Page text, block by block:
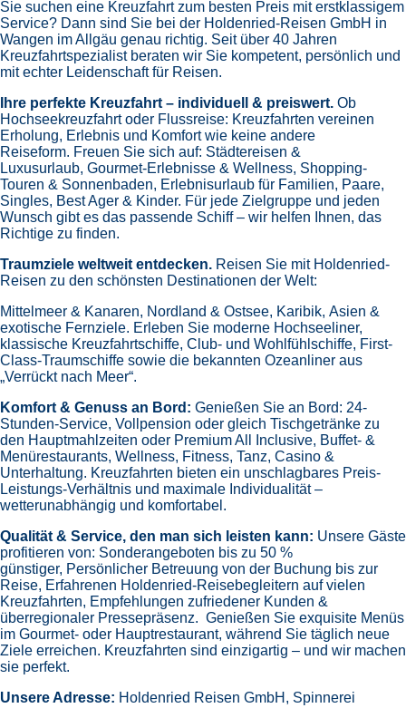
Sie suchen eine Kreuzfahrt zum besten Preis mit erstklassigem
Service? Dann sind Sie bei der Holdenried-Reisen GmbH in
Wangen im Allgäu genau richtig. Seit über 40 Jahren
Kreuzfahrtspezialist beraten wir Sie kompetent, persönlich und
mit echter Leidenschaft für Reisen.
Ihre perfekte Kreuzfahrt – individuell & preiswert. Ob
Hochseekreuzfahrt oder Flussreise: Kreuzfahrten vereinen
Erholung, Erlebnis und Komfort wie keine andere
Reiseform. Freuen Sie sich auf: Städtereisen &
Luxusurlaub, Gourmet-Erlebnisse & Wellness, Shopping-
Touren & Sonnenbaden, Erlebnisurlaub für Familien, Paare,
Singles, Best Ager & Kinder. Für jede Zielgruppe und jeden
Wunsch gibt es das passende Schiff – wir helfen Ihnen, das
Richtige zu finden.
Traumziele weltweit entdecken. Reisen Sie mit Holdenried-
Reisen zu den schönsten Destinationen der Welt:
Mittelmeer & Kanaren, Nordland & Ostsee, Karibik, Asien &
exotische Fernziele. Erleben Sie moderne Hochseeliner,
klassische Kreuzfahrtschiffe, Club- und Wohlfühlschiffe, First-
Class-Traumschiffe sowie die bekannten Ozeanliner aus
„Verrückt nach Meer“.
Komfort & Genuss an Bord: Genießen Sie an Bord: 24-
Stunden-Service, Vollpension oder gleich Tischgetränke zu
den Hauptmahlzeiten oder Premium All Inclusive, Buffet- &
Menürestaurants, Wellness, Fitness, Tanz, Casino &
Unterhaltung. Kreuzfahrten bieten ein unschlagbares Preis-
Leistungs-Verhältnis und maximale Individualität –
wetterunabhängig und komfortabel.
Qualität & Service, den man sich leisten kann: Unsere Gäste
profitieren von: Sonderangeboten bis zu 50 %
günstiger, Persönlicher Betreuung von der Buchung bis zur
Reise, Erfahrenen Holdenried-Reisebegleitern auf vielen
Kreuzfahrten, Empfehlungen zufriedener Kunden &
überregionaler Pressepräsenz. Genießen Sie exquisite Menüs
im Gourmet- oder Hauptrestaurant, während Sie täglich neue
Ziele erreichen. Kreuzfahrten sind einzigartig – und wir machen
sie perfekt.
Unsere Adresse: Holdenried Reisen GmbH, Spinnerei